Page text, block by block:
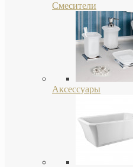
Смесители
Аксессуары